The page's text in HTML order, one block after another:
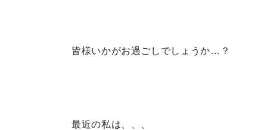
皆様いかがお過ごしでしょうか…？
最近の私は、、、